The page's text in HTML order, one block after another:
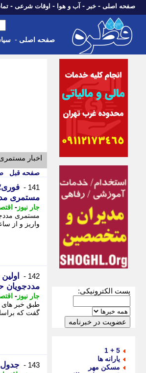
صفحه اصلی - خبر - آب و هوا - اوقات شرعی -
صفحه اصلی -
پست الکترونیکی:
5 + 1
یارانه ها
مسکن مهر
اخبار
صفحه قبل
141 -
مستمری
جار نیوز -
واریز و از ساعت 24 روز چهارشنبه 24 مرداد ماه قابل برداشت است. - سهیل
142 -
مددجویان
جار نیوز -
گفت که براساس
143 - جدول